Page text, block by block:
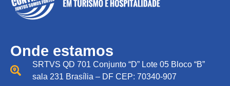
Onde estamos
SRTVS QD 701 Conjunto “D” Lote 05 Bloco “B”
sala 231 Brasília – DF CEP: 70340-907